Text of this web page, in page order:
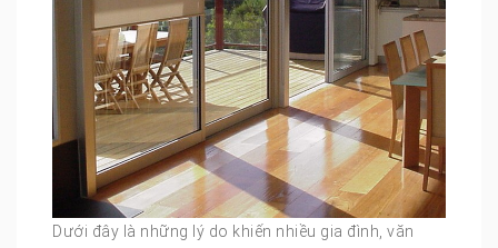
Dưới đây là những lý do khiến nhiều gia đình, văn